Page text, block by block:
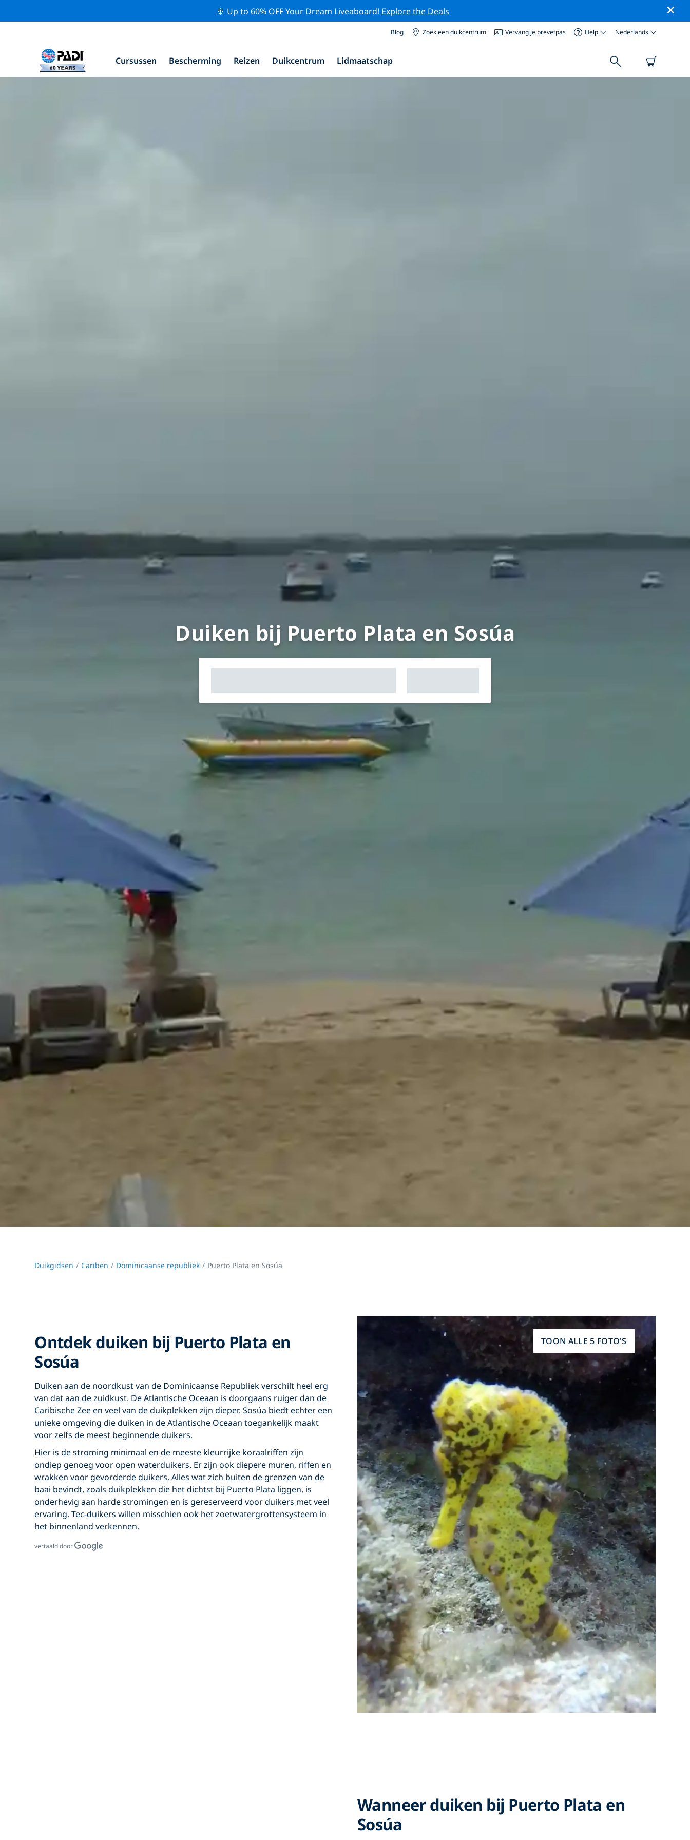
🚢 Up to 60% OFF Your Dream Liveaboard! Explore the Deals
Blog Zoek een duikcentrum Vervang je brevetpas Help Nederlands
Cursussen Bescherming Reizen Duikcentrum Lidmaatschap
Duiken bij Puerto Plata en Sosúa
Duikgidsen Cariben Dominicaanse republiek Puerto Plata en Sosúa
Ontdek duiken bij Puerto Plata en
Sosúa
Duiken aan de noordkust van de Dominicaanse Republiek verschilt heel erg
van dat aan de zuidkust. De Atlantische Oceaan is doorgaans ruiger dan de
Caribische Zee en veel van de duikplekken zijn dieper. Sosúa biedt echter een
unieke omgeving die duiken in de Atlantische Oceaan toegankelijk maakt
voor zelfs de meest beginnende duikers.
Hier is de stroming minimaal en de meeste kleurrijke koraalriffen zijn
ondiep genoeg voor open waterduikers. Er zijn ook diepere muren, riffen en
wrakken voor gevorderde duikers. Alles wat zich buiten de grenzen van de
baai bevindt, zoals duikplekken die het dichtst bij Puerto Plata liggen, is
onderhevig aan harde stromingen en is gereserveerd voor duikers met veel
ervaring. Tec-duikers willen misschien ook het zoetwatergrottensysteem in
het binnenland verkennen.
vertaald door
TOON ALLE 5 FOTO'S
Wanneer duiken bij Puerto Plata en
Sosúa